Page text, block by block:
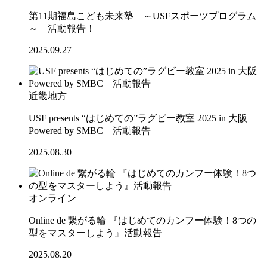
第11期福島こども未来塾 ～USFスポーツプログラム
～ 活動報告！
2025.09.27
近畿地方
USF presents “はじめての”ラグビー教室 2025 in 大阪
Powered by SMBC 活動報告
2025.08.30
オンライン
Online de 繋がる輪 『はじめてのカンフー体験！8つの
型をマスターしよう』活動報告
2025.08.20